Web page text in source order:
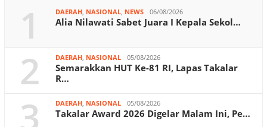
1 DAERAH, NASIONAL, NEWS 06/08/2026
Alia Nilawati Sabet Juara I Kepala Sekol…
2 DAERAH, NASIONAL 05/08/2026
Semarakkan HUT Ke-81 RI, Lapas Takalar
R…
3 DAERAH, NASIONAL 05/08/2026
Takalar Award 2026 Digelar Malam Ini, Pe…